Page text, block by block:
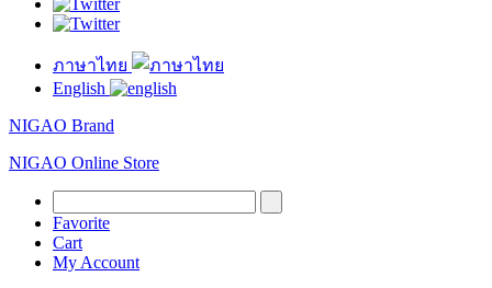
ภาษาไทย
English
NIGAO Brand
NIGAO Online Store
Favorite
Cart
My Account